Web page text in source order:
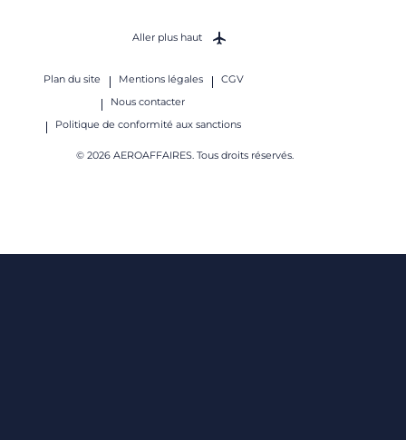
Plan du site Mentions légales
CGV
Nous contacter
Politique de conformité aux sanctions
© 2026 AEROAFFAIRES. Tous droits réservés.
Aller plus haut